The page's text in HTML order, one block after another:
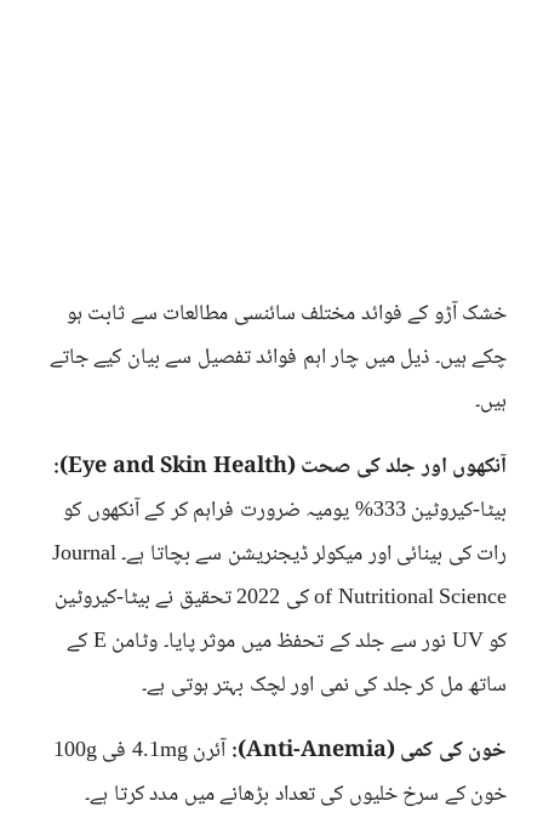
خشک آڑو کے فوائد مختلف سائنسی مطالعات سے ثابت ہو
چکے ہیں۔ ذیل میں چار اہم فوائد تفصیل سے بیان کیے جاتے
ہیں۔
آنکھوں اور جلد کی صحت (Eye and Skin Health):
بیٹا-کیروٹین 333% یومیہ ضرورت فراہم کر کے آنکھوں کو
رات کی بینائی اور میکولر ڈیجنریشن سے بچاتا ہے۔ Journal
of Nutritional Science کی 2022 تحقیق نے بیٹا-کیروٹین
کو UV نور سے جلد کے تحفظ میں موثر پایا۔ وٹامن E کے
ساتھ مل کر جلد کی نمی اور لچک بہتر ہوتی ہے۔
خون کی کمی (Anti-Anemia):
آئرن 4.1mg فی 100g
خون کے سرخ خلیوں کی تعداد بڑھانے میں مدد کرتا ہے۔